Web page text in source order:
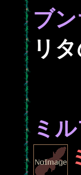
ブ
リ
ミ